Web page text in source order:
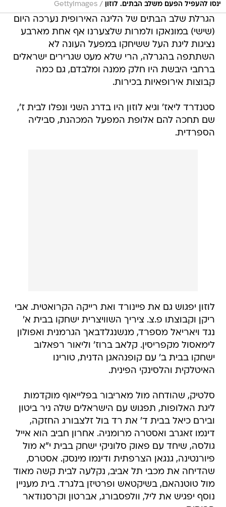
ינסו להעפיל הפעם משלב הבתים. לוזון /
GettyImages
הגרלת שלב הבתים של הליגה האירופית נערכה היום
(שישי) במונאקו ולמרות שלצערנו אף אחת מארבע
נציגות ליגת העל ששיחקו במפעל העונה לא
השתתפה בהגרלה, הרי שלא מעט שגרירים ישראלים
ברחבי היבשת היו חלק ממנה ומלבדם, גם כמה
קבוצות אירופאיות בכירות.
סטנדרד ליאז' וגיא לוזון היו בדרג השני ונפלו לבית ז',
שם תחכה להם אלופת המפעל המכהנת, סביליה
הספרדית.
לוזון יפגוש גם את פיינורד ואת רייקה הקרואטית. אבי
ריקן וקבוצתו פ.צ. ציריך השוויצרית ישחקו בבית א'
נגד ויאריאל מספרד, מנשנגלדבאך הגרמנית ואפולון
לימאסול מקפריסין. קלאב ברוז' וליאור רפאלוב
ישחקו בבית ב' עם קופנהאגן הדנית, טורינו
האיטלקית והלסינקי הפינית.
סלטיק, שהודחה מול מאריבור בפלייאוף מוקדמות
ליגת האלופות, תפגוש עם הישראלים שלה ניר ביטון
ובירם כיאל בבית ד' את רד בול זלצבורג החזקה,
דינמו זאגרב ואסטרה מרומניה. אחרון חביב הוא אייל
גולסה, שיחד עם פאוק סלוניקי ישחק בבית י"א מול
פיורנטינה, גנגאן הצרפתית ודינמו מינסק. אסטרס,
שהדיחה את מכבי תל אביב, נקלעה לבית קשה מאוד
מול טוטנהאם, בשיקטאש ופרטיזן בלגרד. בית מעניין
נוסף יפגיש את ליל, וולפסבורג, אברטון וקרסנודאר